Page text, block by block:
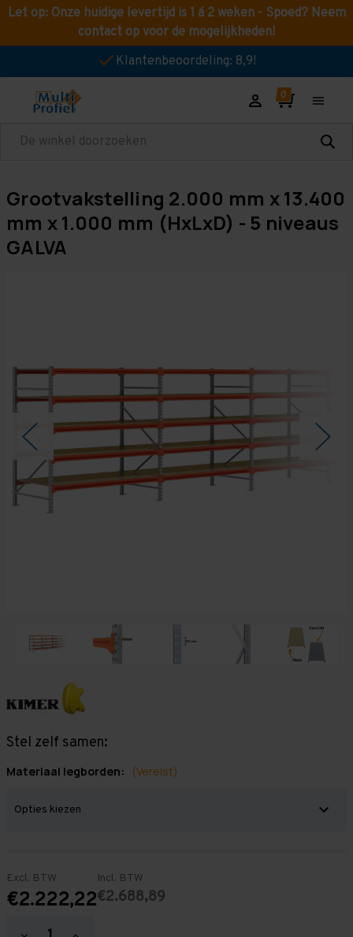
Let op: Onze huidige levertijd is 1 á 2 weken - Spoed? Neem
contact op voor de mogelijkheden!
Klantenbeoordeling: 8,9!
Zoeken
Grootvakstelling 2.000 mm x 13.400
mm x 1.000 mm (HxLxD) - 5 niveaus
GALVA
Stel zelf samen:
Materiaal legborden: (Vereist)
Excl. BTW
€2.222,22
Incl. BTW
€2.688,89